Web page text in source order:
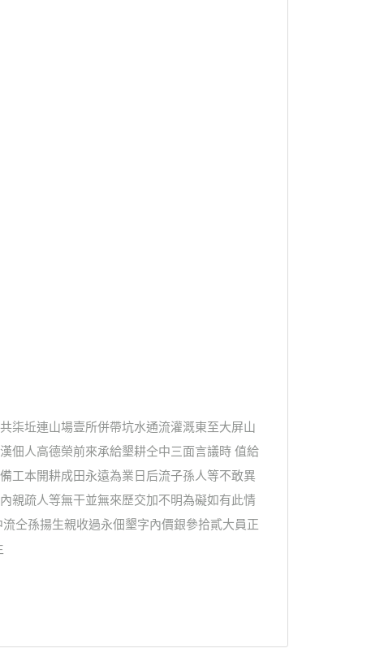
柒坵連山場壹所併帶坑水通流灌溉東至大屏山
佃人高德榮前來承給墾耕仝中三面言議時 值給
工本開耕成田永遠為業日后流子孫人等不敢異
親疏人等無干並無來歷交加不明為礙如有此情
仝孫揚生親收過永佃墾字內價銀參拾貳大員正